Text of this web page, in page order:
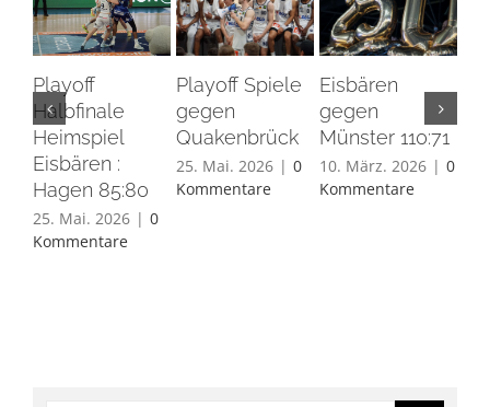
Playoff
Halbfinale
Heimspiel
Eisbären :
Hagen 85:80
25. Mai. 2026 | 0
Kommentare
Playoff Spiele
gegen
Quakenbrück
25. Mai. 2026 | 0
Kommentare
Eisbären
gegen
Münster 110:71
10. März. 2026 | 0
Kommentare